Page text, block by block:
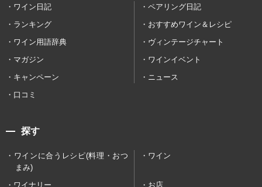
ワイン日記
ペアリング日記
ランキング
おすすめワイン＆レシピ
ワイン用語辞典
ヴィンテージチャート
マガジン
ワインイベント
キャンペーン
ニュース
口コミ
探す
ワインに合うレシピ(料理・おつ
まみ)
ワイン
ワイナリー お店